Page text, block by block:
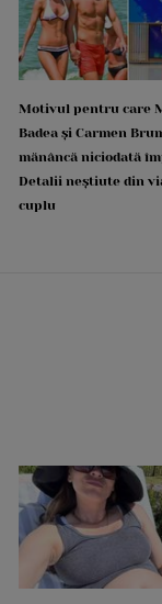
Motivul pentru care
Badea și Carmen
mănâncă niciodată
Detalii neștiute din
cuplu